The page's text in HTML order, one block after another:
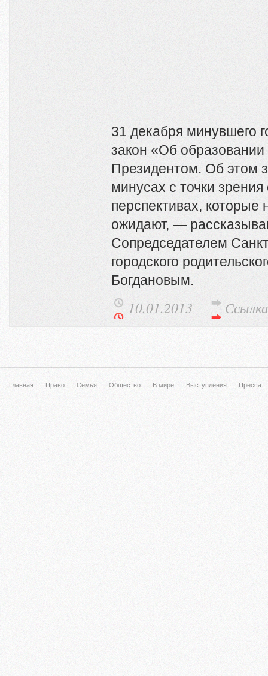
31 декабря минувшего
закон «Об
Президентом. Об этом
минусах с точки
перспективах, которые
ожидают, —
Сопредседателем
городского
Богдановым.
10.01.2013 Ссылка
Главная Право Семья Общество В мире Выступления Пресса